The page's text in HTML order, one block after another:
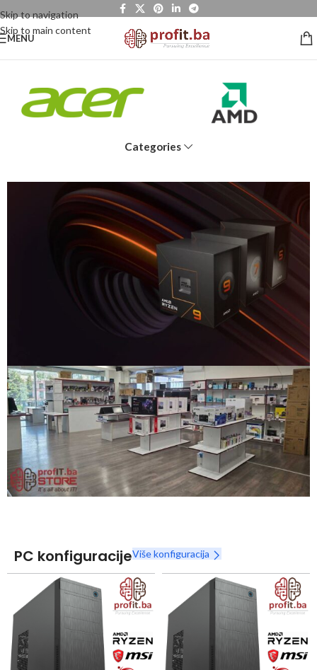
Skip to navigation
Skip to main content
MENU
Categories
Snaga radnih stanica nikada nije bila povoljnija
Nova Ryzen 7000 serija
Naruči
PC konfiguracijeViše konfiguracija